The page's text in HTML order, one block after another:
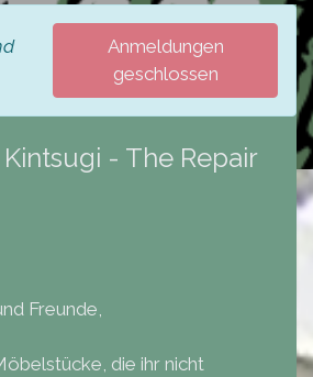
Anmeldungen
geschlossen
- The Repair
Freunde,
die ihr nicht